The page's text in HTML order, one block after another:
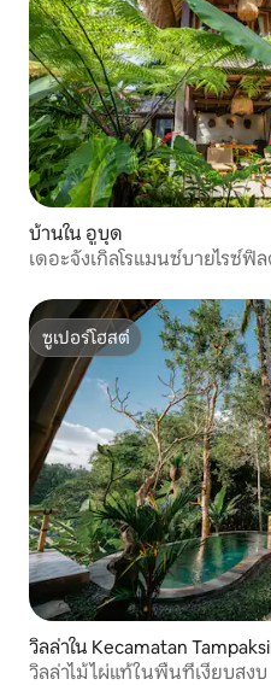
บ้านใน อูบุด
เดอะจังเกิลโรแมนซ์บายไรซ์ฟิ
ซูเปอร์โฮสต์
ซูเปอร์โฮสต์
วิลล่าใน Kecamatan
วิลล่าไม้ไผ่แท้ในพื้นที่เงียบสงบ